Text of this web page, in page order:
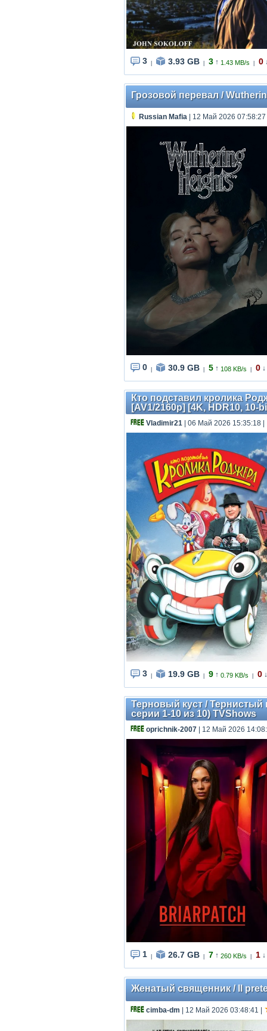
3 3.93 GB 3 ↑ 1.43 MB/s 0
Грозовой перевал /
Russian Mafia | 12 Май 2026 07:58:27
0 30.9 GB 5 ↑ 108 KB/s 0 ↓
Кто подставил кролика
[AV1/2160p] [4K, HDR10, 10-
Vladimir21 | 06 Май 2026 15:35:18
3 19.9 GB 9 ↑ 0.79 KB/s 0 ↓
Терновый куст / Тернистый
серии 1-10 из 10) TVShows
oprichnik-2007 | 12 Май 2026
1 26.7 GB 7 ↑ 260 KB/s 1 ↓
Женатый священник / Il
cimba-dm | 12 Май 2026 03:48:41